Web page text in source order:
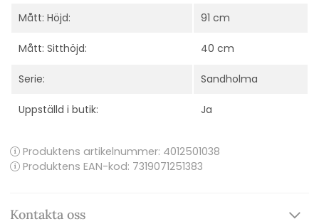
Mått: Höjd: 91 cm
Mått: Sitthöjd: 40 cm
Serie: Sandholma
Uppställd i butik: Ja
Produktens artikelnummer: 4012501038
Produktens EAN-kod: 7319071251383
Kontakta oss